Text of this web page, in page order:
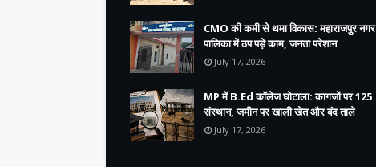
CMO की कमी से थमा विकास: महाराजपुर नगर
पालिका में ठप पड़े काम, जनता परेशान
July 17, 2026
MP में B.Ed कॉलेज घोटाला: कागजों पर 125
संस्थान, जमीन पर खाली खेत और बंद ताले
July 17, 2026